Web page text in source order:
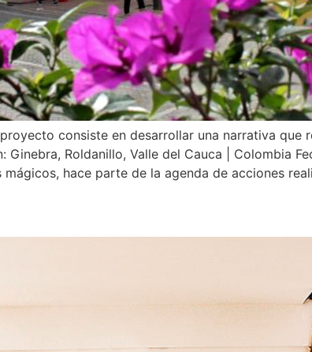
consiste en desarrollar una narrativa que
Roldanillo, Valle del Cauca | Colombia
hace parte de la agenda de acciones